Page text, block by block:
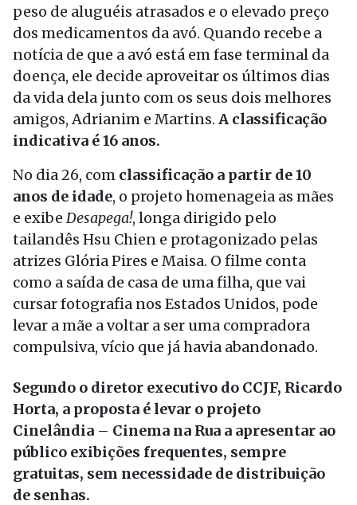
peso de aluguéis atrasados e o elevado preço
dos medicamentos da avó. Quando recebe a
notícia de que a avó está em fase terminal da
doença, ele decide aproveitar os últimos dias
da vida dela junto com os seus dois melhores
amigos, Adrianim e Martins. A classificação
indicativa é 16 anos.
No dia 26, com classificação a partir de 10
anos de idade, o projeto homenageia as mães
e exibe Desapega!, longa dirigido pelo
tailandês Hsu Chien e protagonizado pelas
atrizes Glória Pires e Maisa. O filme conta
como a saída de casa de uma filha, que vai
cursar fotografia nos Estados Unidos, pode
levar a mãe a voltar a ser uma compradora
compulsiva, vício que já havia abandonado.
Segundo o diretor executivo do CCJF, Ricardo
Horta, a proposta é levar o projeto
Cinelândia – Cinema na Rua a apresentar ao
público exibições frequentes, sempre
gratuitas, sem necessidade de distribuição
de senhas.